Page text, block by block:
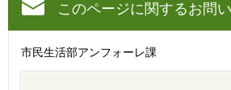
このページに関するお問
市民生活部アンフォーレ課